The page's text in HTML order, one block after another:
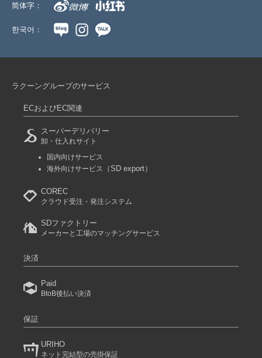
简体字：
한국어：
ラクーングループのサービス
ECおよびEC関連
スーパーデリバリー
卸・仕入れサイト
国内向けサービス
海外向けサービス
（SD export）
COREC
クラウド受注・発注システム
SDファクトリー
メーカーと工場のマッチングサービス
決済
Paid
BtoB後払い決済
保証
URIHO
ネット完結型の売掛保証